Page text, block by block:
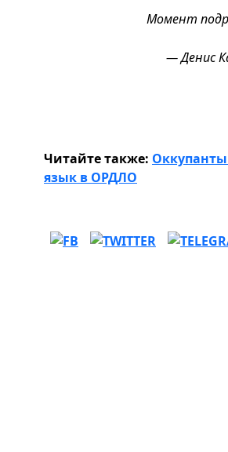
Момент
— Денис
Читайте также:
язык в ОРДЛО